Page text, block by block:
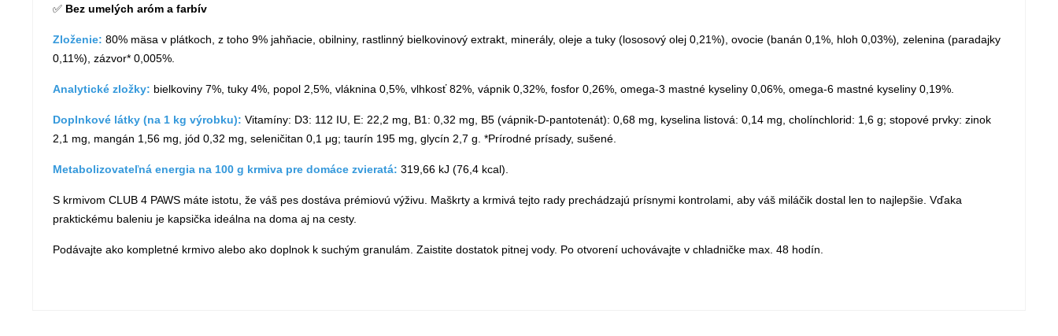
✅ Bez umelých aróm a farbív
Zloženie: 80% mäsa v plátkoch, z toho 9% jahňacie, obilniny, rastlinný bielkovinový extrakt, minerály, oleje a tuky (lososový olej 0,21%), ovocie (banán 0,1%, hloh 0,03%) zelenina (paradajky
0,11%), zázvor* 0,005%.
Analytické zložky: bielkoviny 7%, tuky 4%, popol 2,5%, vláknina 0,5%, vlhkosť 82%, vápnik 0,32%, fosfor 0,26%, omega-3 mastné kyseliny 0,06%, omega-6 mastné kyseliny 0,19%.
Doplnkové látky (na 1 kg výrobku): Vitamíny: D3: 112 IU, E: 22,2 mg, B1: 0,32 mg, B5 (vápnik-D-pantotenát): 0,68 mg, kyselina listová: 0,14 mg, cholínchlorid: 1,6 g; stopové prvky: zinok
2,1 mg, mangán 1,56 mg, jód 0,32 mg, seleničitan 0,1 μg; taurín 195 mg, glycín 2,7 g. *Prírodné prísady, sušené.
Metabolizovateľná energia na 100 g krmiva pre domáce zvieratá: 319,66 kJ (76,4 kcal).
S krmivom CLUB 4 PAWS máte istotu, že váš pes dostáva prémiovú výživu. Maškrty a krmivá tejto rady prechádzajú prísnymi kontrolami, aby váš miláčik dostal len to najlepšie. Vďaka
praktickému baleniu je kapsička ideálna na doma aj na cesty.
Podávajte ako kompletné krmivo alebo ako doplnok k suchým granulám. Zaistite dostatok pitnej vody. Po otvorení uchovávajte v chladničke max. 48 hodín.